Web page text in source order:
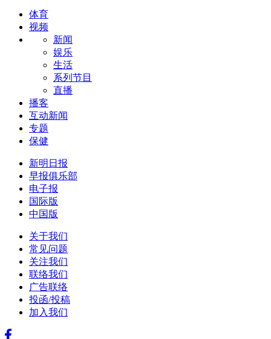
体育
视频
新闻
娱乐
生活
系列节目
直播
播客
互动新闻
专题
保健
新明日报
早报俱乐部
电子报
国际版
中国版
关于我们
常见问题
关注我们
联络我们
广告联络
投函/投稿
加入我们